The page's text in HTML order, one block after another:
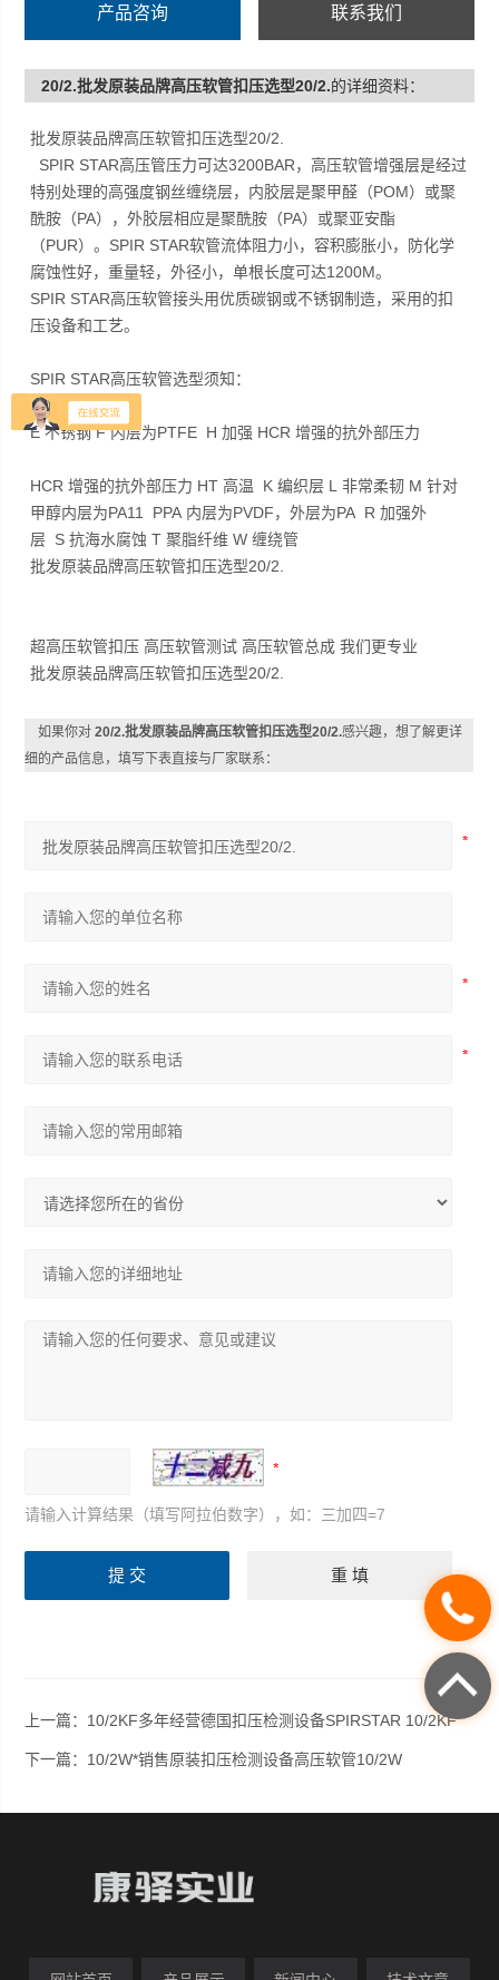
产品咨询 联系我们
20/2.批发原装品牌高压软管扣压选型20/2.的详细资料：
批发原装品牌高压软管扣压选型20/2.
SPIR STAR高压管压力可达3200BAR，高压软管增强层是经过
特别处理的高强度钢丝缠绕层，内胶层是聚甲醛（POM）或聚
酰胺（PA），外胶层相应是聚酰胺（PA）或聚亚安酯
（PUR）。SPIR STAR软管流体阻力小，容积膨胀小，防化学
腐蚀性好，重量轻，外径小，单根长度可达1200M。
SPIR STAR高压软管接头用优质碳钢或不锈钢制造，采用的扣
压设备和工艺。
SPIR STAR高压软管选型须知：
E 不锈钢 F 内层为PTFE H 加强 HCR 增强的抗外部压力
HCR 增强的抗外部压力 HT 高温 K 编织层 L 非常柔韧 M 针对
甲醇内层为PA11 PPA 内层为PVDF，外层为PA R 加强外
层 S 抗海水腐蚀 T 聚脂纤维 W 缠绕管
批发原装品牌高压软管扣压选型20/2.
超高压软管扣压 高压软管测试 高压软管总成 我们更专业
批发原装品牌高压软管扣压选型20/2.
如果你对20/2.批发原装品牌高压软管扣压选型20/2.感兴趣，想了解更详
细的产品信息，填写下表直接与厂家联系：
请输入计算结果（填写阿拉伯数字），如：三加四=7
上一篇： 10/2KF多年经营德国扣压检测设备SPIRSTAR 10/2KF
下一篇： 10/2W*销售原装扣压检测设备高压软管10/2W